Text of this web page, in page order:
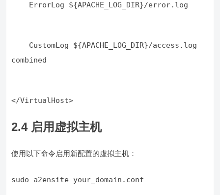
    ErrorLog ${APACHE_LOG_DIR}/error.log
combined
</VirtualHost>
2.4 启用虚拟主机
使用以下命令启用新配置的虚拟主机：
sudo a2ensite your_domain.conf